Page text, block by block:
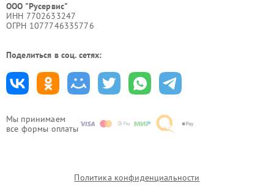
Мы принимаем
все формы оплаты
ООО "Русервис"
ИНН 7702633247
ОГРН 1077746335776
Поделиться в соц. сетях:
Политика конфиденциальности